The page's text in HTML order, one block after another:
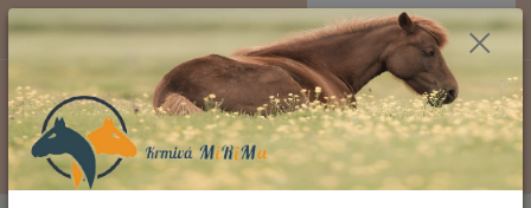
Menu
0ks
za0 €